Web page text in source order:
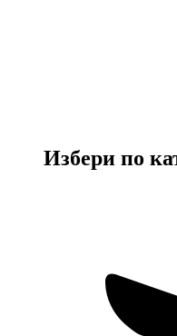
Избери по